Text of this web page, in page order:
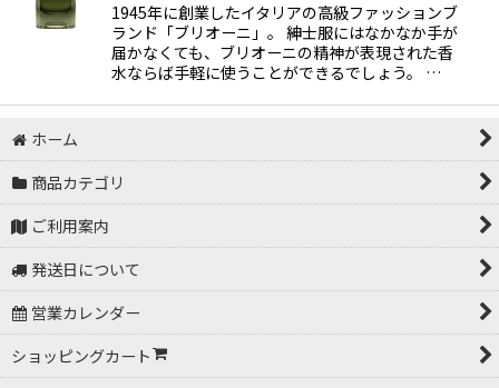
1945年に創業したイタリアの高級ファッションブ
ランド「ブリオーニ」。 紳士服にはなかなか手が
届かなくても、ブリオーニの精神が表現された香
水ならば手軽に使うことができるでしょう。 …
ホーム
商品カテゴリ
ご利用案内
発送日について
営業カレンダー
ショッピングカート